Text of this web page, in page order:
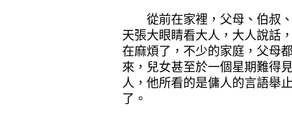
從前在家裡，父母、伯叔、
天張大眼睛看大人，大人說話
在麻煩了，不少的家庭，父母
來，兒女甚至於一個星期難得
人，他所看的是傭人的言語舉
了。